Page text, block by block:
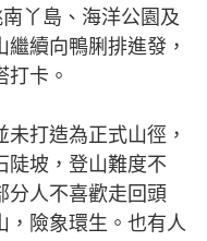
丫島、海洋公園及
續向鴨脷排進發，
卡。
打造為正式山徑，
陡坡，登山難度不
分人不喜歡走回頭
，險象環生。也有人